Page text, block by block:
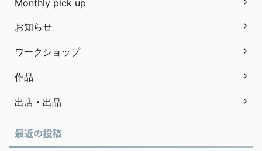
Monthly pick up
お知らせ
ワークショップ
作品
出店・出品
最近の投稿